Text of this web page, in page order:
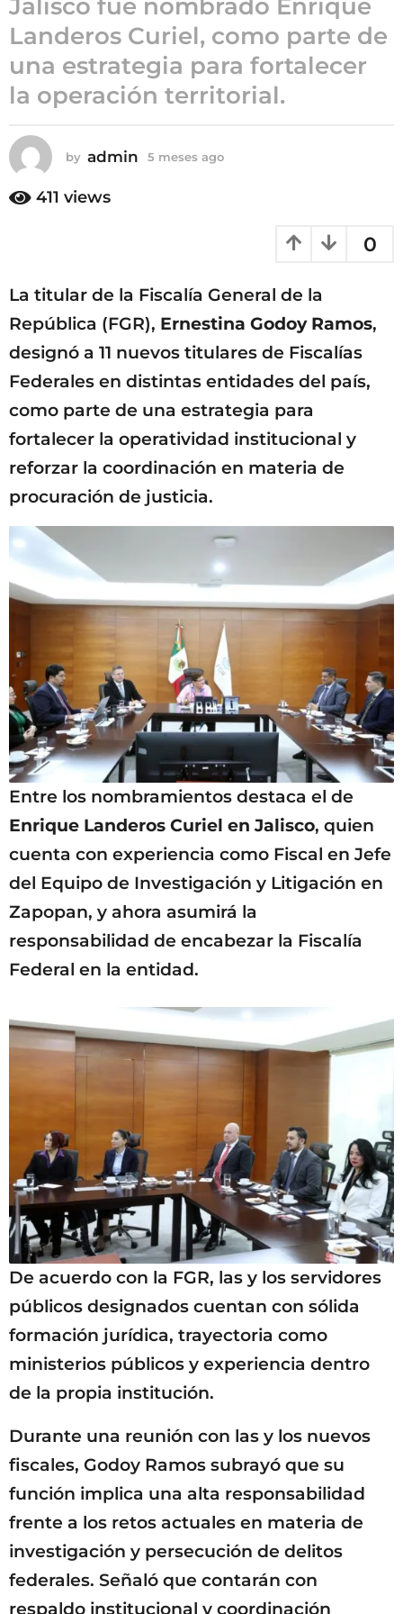
5
m
e
s
e
a
g
o
Jalisco fue nombrado Enrique
Landeros Curiel, como parte de
una estrategia para fortalecer
la operación territorial.
by admin 5 meses ago
o
411 views
0
La titular de la Fiscalía General de la
República (FGR), Ernestina Godoy Ramos,
designó a 11 nuevos titulares de Fiscalías
Federales en distintas entidades del país,
como parte de una estrategia para
fortalecer la operatividad institucional y
reforzar la coordinación en materia de
procuración de justicia.
Entre los nombramientos destaca el de
Enrique Landeros Curiel en Jalisco, quien
cuenta con experiencia como Fiscal en Jefe
del Equipo de Investigación y Litigación en
Zapopan, y ahora asumirá la
responsabilidad de encabezar la Fiscalía
Federal en la entidad.
De acuerdo con la FGR, las y los servidores
públicos designados cuentan con sólida
formación jurídica, trayectoria como
ministerios públicos y experiencia dentro
de la propia institución.
Durante una reunión con las y los nuevos
fiscales, Godoy Ramos subrayó que su
función implica una alta responsabilidad
frente a los retos actuales en materia de
investigación y persecución de delitos
federales. Señaló que contarán con
respaldo institucional y coordinación